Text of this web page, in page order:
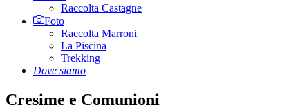
Raccolta Castagne
Foto
Raccolta Marroni
La Piscina
Trekking
Dove siamo
Cresime e Comunioni